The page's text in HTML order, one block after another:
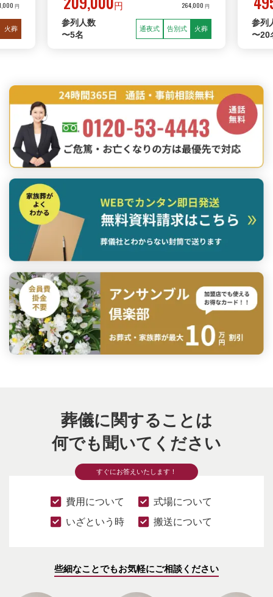
円
火葬
円 264,000 円
参列人数
〜5名
通夜式 告別式 火葬
参列
〜20
葬儀に関することは
何でも聞いてください
すぐにお答えいたします！
費用について
式場について
いざという時
搬送について
些細なことでもお気軽にご相談ください